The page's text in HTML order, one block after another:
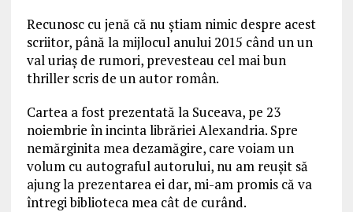
Recunosc cu jenă că nu ştiam nimic despre acest
scriitor, până la mijlocul anului 2015 când un un
val uriaş de rumori, prevesteau cel mai bun
thriller scris de un autor român.
Cartea a fost prezentată la Suceava, pe 23
noiembrie în incinta librăriei Alexandria. Spre
nemărginita mea dezamăgire, care voiam un
volum cu autograful autorului, nu am reuşit să
ajung la prezentarea ei dar, mi-am promis că va
întregi biblioteca mea cât de curând.